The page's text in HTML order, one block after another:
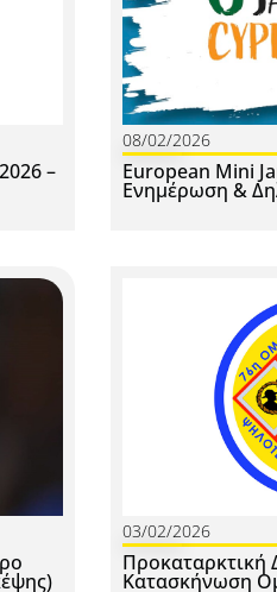
–
08/02/2026
European Mini
Ενημέρωση &
03/02/2026
Προκαταρκτική
Κατασκήνωση